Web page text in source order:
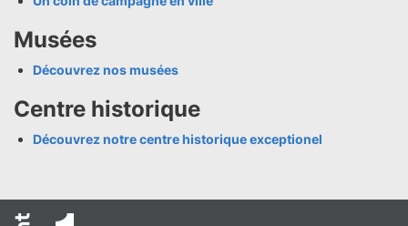
Musées
Découvrez nos musées
Centre historique
Découvrez notre centre historique exceptionel